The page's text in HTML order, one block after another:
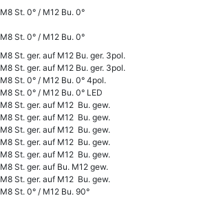
M8 St. 0° / M12 Bu. 0°
M8 St. 0° / M12 Bu. 0°
M8 St. ger. auf M12 Bu. ger. 3pol.
M8 St. ger. auf M12 Bu. ger. 3pol.
M8 St. 0° / M12 Bu. 0° 4pol.
M8 St. 0° / M12 Bu. 0° LED
M8 St. ger. auf M12 Bu. gew.
M8 St. ger. auf M12 Bu. gew.
M8 St. ger. auf M12 Bu. gew.
M8 St. ger. auf M12 Bu. gew.
M8 St. ger. auf M12 Bu. gew.
M8 St. ger. auf Bu. M12 gew.
M8 St. ger. auf M12 Bu. gew.
M8 St. 0° / M12 Bu. 90°